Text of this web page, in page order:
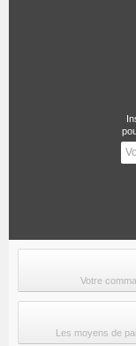
Votre
Les moyens de